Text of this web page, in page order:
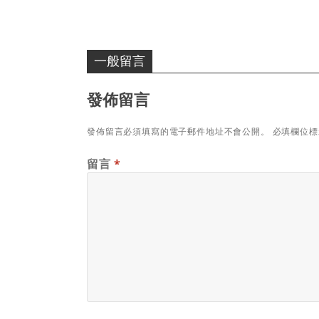
一般留言
發佈留言
發佈留言必須填寫的電子郵件地址不會公開。 必填欄位
留言 *